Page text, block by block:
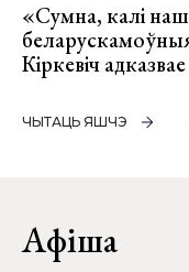
«Сумна, калі
Кіркевіч
ЧЫТАЦЬ ЯШЧЭ
Афіша